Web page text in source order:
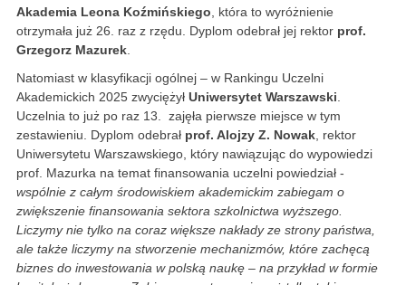
Akademia Leona Koźmińskiego , która to wyróżnienie
otrzymała już 26. raz z rzędu. Dyplom odebrał jej rektor prof.
Grzegorz Mazurek
Natomiast w klasyfikacji ogólnej – w Rankingu Uczelni
Akademickich 2025 zwyciężył Uniwersytet Warszawski
Uczelnia to już po raz 13. zajęła pierwsze miejsce w tym
zestawieniu. Dyplom odebrał prof. Alojzy Z. Nowak , rektor
Uniwersytetu Warszawskiego, który nawiązując do wypowiedzi
prof. Mazurka na temat finansowania uczelni powiedział -
wspólnie z całym środowiskiem akademickim zabiegam o
zwiększenie finansowania sektora szkolnictwa wyższego.
Liczymy nie tylko na coraz większe nakłady ze strony państwa,
ale także liczymy na stworzenie mechanizmów, które zachęcą
biznes do inwestowania w polską naukę – na przykład w formie